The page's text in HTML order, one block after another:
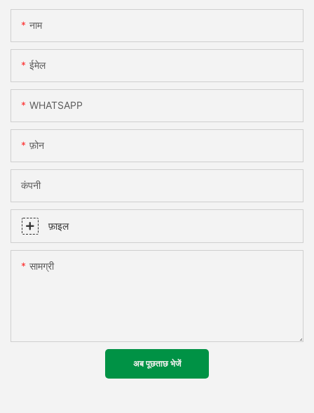
नाम
ईमेल
WHATSAPP
फ़ोन
कंपनी
फ़ाइल
सामग्री
अब पूछताछ भेजें